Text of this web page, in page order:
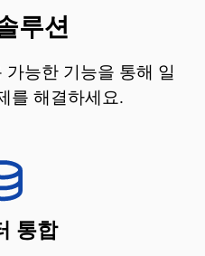
루션
가능한 기능을 통해 일
를 해결하세요.
통합